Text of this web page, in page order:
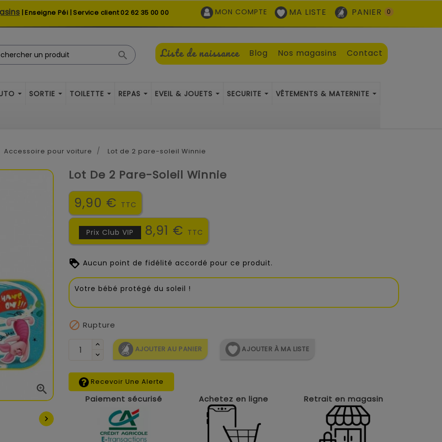
| Enseigne Péi | Service client02 62 35 00 00 MON COMPTE MA LISTE PANIER 0
Liste de naissance Blog Nos magasins Contact

SORTIE TOILETTE REPAS EVEIL & JOUETS SECURITE VÊTEMENTS & MATERNITE
Accessoire pour voiture Lot de 2 pare-soleil Winnie


Lot De 2 Pare-Soleil Winnie
9,90 € TTC
Prix Club VIP 8,91 € TTC
Aucun point de fidélité accordé pour ce produit.
Votre bébé protégé du soleil !
 Rupture
AJOUTER AU PANIER AJOUTER À MA LISTE
Recevoir Une Alerte
Paiement sécurisé Achetez en ligne Retrait en magasin